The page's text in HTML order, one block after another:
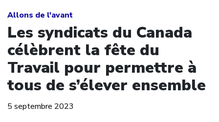
Allons de l'avant
Les syndicats du Canada
célèbrent la fête du
Travail pour permettre à
tous de s’élever ensemble
5 septembre 2023